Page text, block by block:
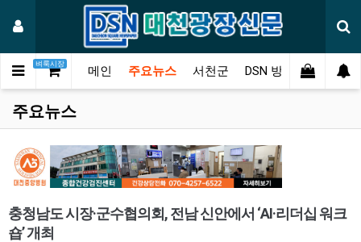
벼룩시장
메인 주요뉴스 서천군 DSN 방송 오피니언
주요뉴스
충청남도 시장·군수협의회, 전남 신안에서 ‘AI·리더십 워크
숍’ 개최